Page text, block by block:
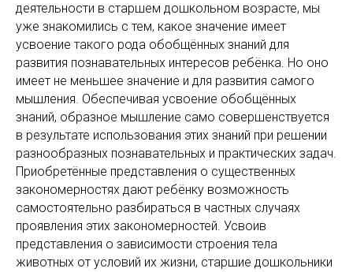
деятельности в старшем дошкольном возрасте, мы
уже знакомились с тем, какое значение имеет
усвоение такого рода обобщённых знаний для
развития познавательных интересов ребёнка. Но оно
имеет не меньшее значение и для развития самого
мышления. Обеспечивая усвоение обобщённых
знаний, образное мышление само совершенствуется
в результате использования этих знаний при решении
разнообразных познавательных и практических задач.
Приобретённые представления о существенных
закономерностях дают ребёнку возможность
самостоятельно разбираться в частных случаях
проявления этих закономерностей. Усвоив
представления о зависимости строения тела
животных от условий их жизни, старшие дошкольники